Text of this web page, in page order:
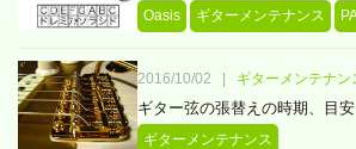
Oasis ギターメンテナンス
2016/10/02 | ギターメンテナン
ギター弦の張替えの時期、目
ギターメンテナンス